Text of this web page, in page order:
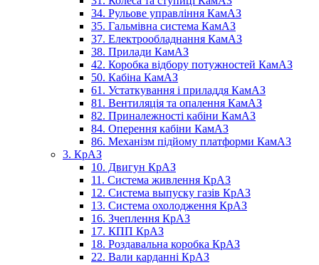
34. Рульове управління КамАЗ
35. Гальмівна система КамАЗ
37. Електрообладнання КамАЗ
38. Прилади КамАЗ
42. Коробка відбору потужностей КамАЗ
50. Кабіна КамАЗ
61. Устаткування і приладдя КамАЗ
81. Вентиляція та опалення КамАЗ
82. Приналежності кабіни КамАЗ
84. Оперення кабіни КамАЗ
86. Механізм підйому платформи КамАЗ
3. КрАЗ
10. Двигун КрАЗ
11. Система живлення КрАЗ
12. Система выпуску газів КрАЗ
13. Система охолодження КрАЗ
16. Зчеплення КрАЗ
17. КПП КрАЗ
18. Роздавальна коробка КрАЗ
22. Вали карданні КрАЗ